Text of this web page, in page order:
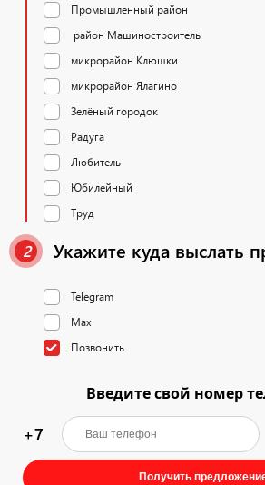
Промышленный район
район Машиностроитель
микрорайон Клюшки
микрорайон Ялагино
Зелёный городок
Радуга
Любитель
Юбилейный
Труд
2 Укажите куда выслать
Telegram
Max
Позвонить
Введите свой номер
+7
Получить